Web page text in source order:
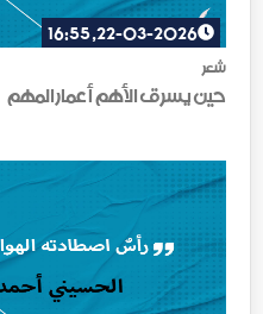
شعر
22-03-2026, 16:55
حين يسرق الأهم أعمار المهم